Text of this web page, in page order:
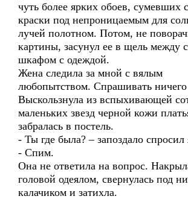
чуть более ярких обоев, сумевших
краски под непроницаемым для
лучей полотном. Потом, не
картины, засунул ее в щель между
шкафом с одеждой.
Жена следила за мной с вялым
любопытством. Спрашивать ничего
Выскользнула из вспыхивающей
маленьких звезд черной кожи
забралась в постель.
- Ты где была? – запоздало спросил
- Спим.
Она не ответила на вопрос.
головой одеялом, свернулась под
калачиком и затихла.